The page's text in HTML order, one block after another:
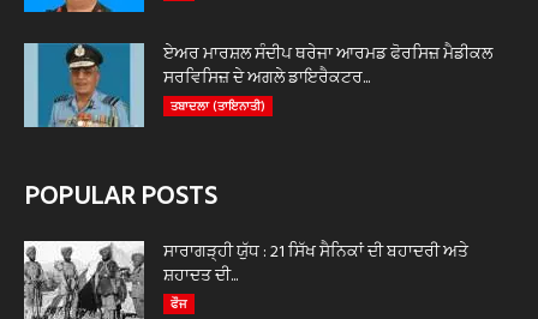
ਏਅਰ ਮਾਰਸ਼ਲ ਸੰਦੀਪ ਥਰੇਜਾ ਆਰਮਡ ਫੋਰਸਿਜ਼ ਮੈਡੀਕਲ
ਸਰਵਿਸਿਜ਼ ਦੇ ਅਗਲੇ ਡਾਇਰੈਕਟਰ...
ਤਬਾਦਲਾ (ਤਾਇਨਾਤੀ)
POPULAR POSTS
ਸਾਰਾਗੜ੍ਹੀ ਯੁੱਧ : 21 ਸਿੱਖ ਸੈਨਿਕਾਂ ਦੀ ਬਹਾਦਰੀ ਅਤੇ
ਸ਼ਹਾਦਤ ਦੀ...
ਫੌਜ